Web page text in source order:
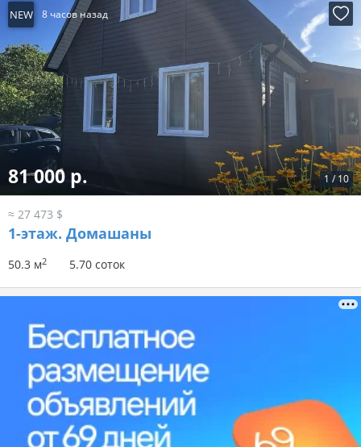
NEW 8 часов назад
1 / 10
81 000 р.
≈ 27 473 $
1-этаж. Домашаны
50.3 м2 5.70 соток